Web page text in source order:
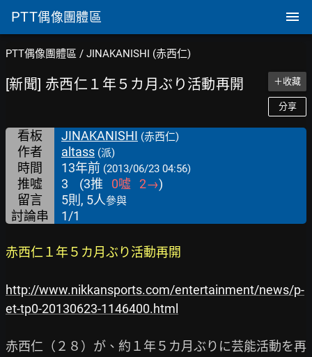
PTT偶像團體區
PTT偶像團體區 / JINAKANISHI (赤西仁)
[新聞] 赤西仁１年５カ月ぶり活動再開 ＋收藏
分享
看板 JINAKANISHI (赤西仁)
作者 altass (派)
時間 13年前 (2013/06/23 04:56)
推噓 3 (3推 0噓 2→)
留言
5則, 5人參與
討論串 1/1
赤西仁１年５カ月ぶり活動再開
http://www.nikkansports.com/entertainment/news/p-
et-tp0-20130623-1146400.html
赤西仁（２８）が、約１年５カ月ぶりに芸能活動を再